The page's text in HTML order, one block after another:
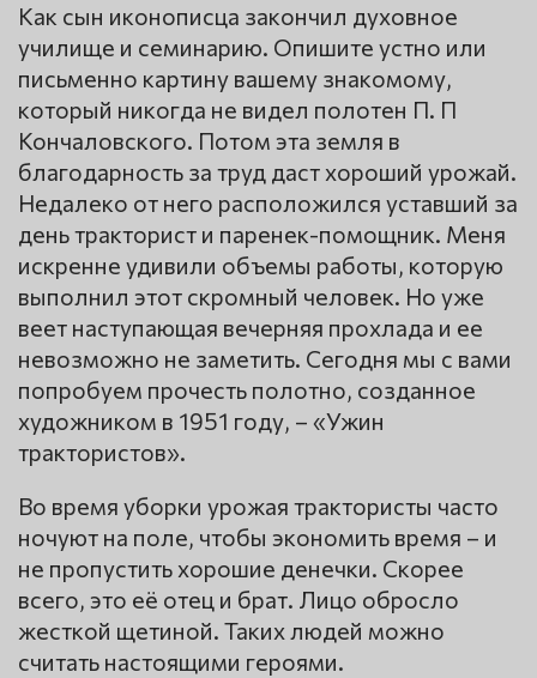
Как сын иконописца закончил духовное
училище и семинарию. Опишите устно или
письменно картину вашему знакомому,
который никогда не видел полотен П. П
Кончаловского. Потом эта земля в
благодарность за труд даст хороший урожай.
Недалеко от него расположился уставший за
день тракторист и паренек-помощник. Меня
искренне удивили объемы работы, которую
выполнил этот скромный человек. Но уже
веет наступающая вечерняя прохлада и ее
невозможно не заметить. Сегодня мы с вами
попробуем прочесть полотно, созданное
художником в 1951 году, – «Ужин
трактористов».
Во время уборки урожая трактористы часто
ночуют на поле, чтобы экономить время – и
не пропустить хорошие денечки. Скорее
всего, это её отец и брат. Лицо обросло
жесткой щетиной. Таких людей можно
считать настоящими героями.